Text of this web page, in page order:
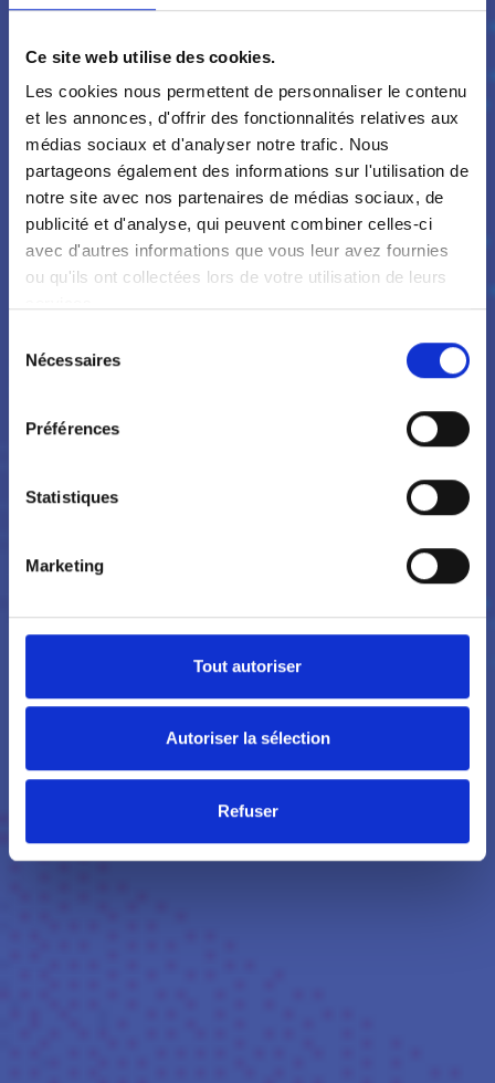
Ce site web utilise des cookies.
Les cookies nous permettent de personnaliser le contenu
et les annonces, d'offrir des fonctionnalités relatives aux
médias sociaux et d'analyser notre trafic. Nous
partageons également des informations sur l'utilisation de
notre site avec nos partenaires de médias sociaux, de
publicité et d'analyse, qui peuvent combiner celles-ci
avec d'autres informations que vous leur avez fournies
ou qu'ils ont collectées lors de votre utilisation de leurs
Nécessaires
Préférences
Statistiques
Marketing
Tout autoriser
Autoriser la sélection
Refuser